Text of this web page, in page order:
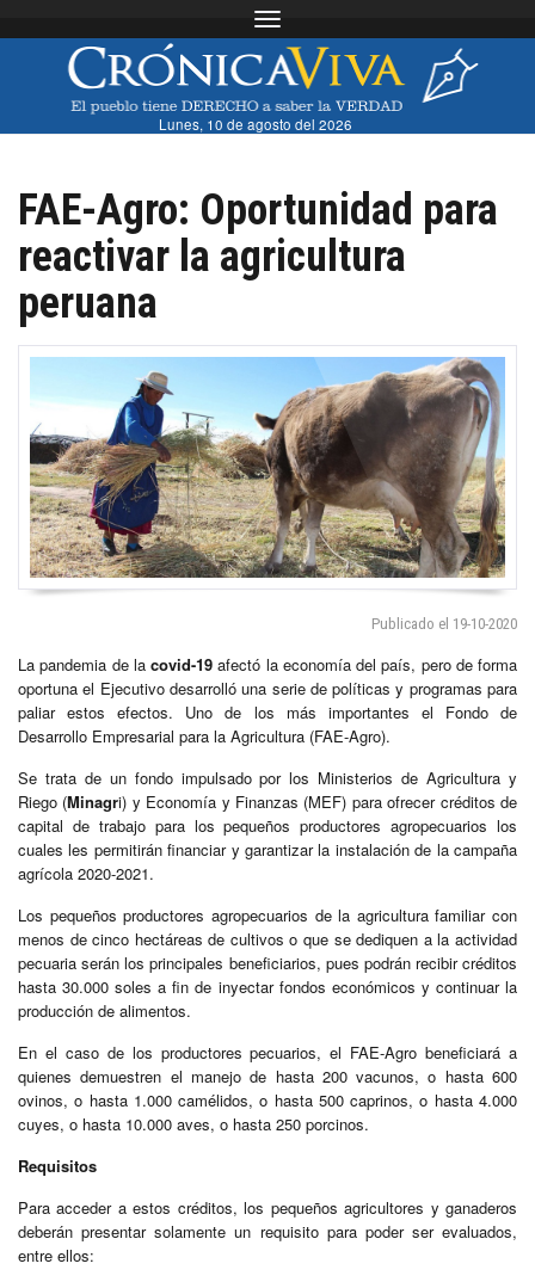
Toggle navigation
Lunes, 10 de agosto del 2026
FAE-Agro: Oportunidad para
reactivar la agricultura
peruana
Publicado el 19-10-2020
La pandemia de la covid-19 afectó la economía del país, pero de forma
oportuna el Ejecutivo desarrolló una serie de políticas y programas para
paliar estos efectos. Uno de los más importantes el Fondo de
Desarrollo Empresarial para la Agricultura (FAE-Agro).
Se trata de un fondo impulsado por los Ministerios de Agricultura y
Riego (Minagri) y Economía y Finanzas (MEF) para ofrecer créditos de
capital de trabajo para los pequeños productores agropecuarios los
cuales les permitirán financiar y garantizar la instalación de la campaña
agrícola 2020-2021.
Los pequeños productores agropecuarios de la agricultura familiar con
menos de cinco hectáreas de cultivos o que se dediquen a la actividad
pecuaria serán los principales beneficiarios, pues podrán recibir créditos
hasta 30.000 soles a fin de inyectar fondos económicos y continuar la
producción de alimentos.
En el caso de los productores pecuarios, el FAE-Agro beneficiará a
quienes demuestren el manejo de hasta 200 vacunos, o hasta 600
ovinos, o hasta 1.000 camélidos, o hasta 500 caprinos, o hasta 4.000
cuyes, o hasta 10.000 aves, o hasta 250 porcinos.
Requisitos
Para acceder a estos créditos, los pequeños agricultores y ganaderos
deberán presentar solamente un requisito para poder ser evaluados,
entre ellos: